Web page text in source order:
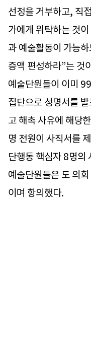
선정을 거부하고, 직
가에게 위탁하는 것
과 예술활동이 가능
증액 편성하라”는 것
예술단원들이 이미
집단으로 성명서를
고 해촉 사유에 해당
명 전원이 사직서를
단행동 핵심자 8명의
예술단원들은 도 의
이며 항의했다.